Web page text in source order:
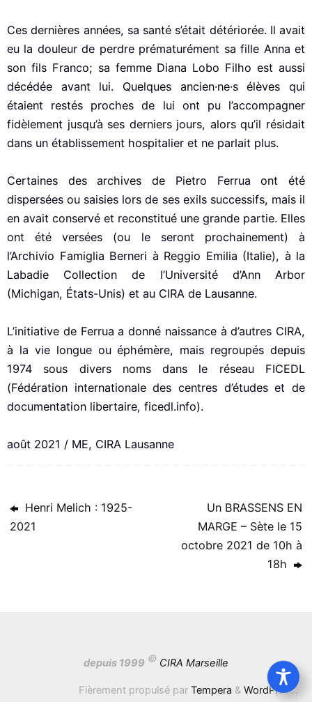
Ces dernières années, sa santé s’était détériorée. Il avait
eu la douleur de perdre prématurément sa fille Anna et
son fils Franco; sa femme Diana Lobo Filho est aussi
décédée avant lui. Quelques ancien·ne·s élèves qui
étaient restés proches de lui ont pu l’accompagner
fidèlement jusqu’à ses derniers jours, alors qu’il résidait
dans un établissement hospitalier et ne parlait plus.
Certaines des archives de Pietro Ferrua ont été
dispersées ou saisies lors de ses exils successifs, mais il
en avait conservé et reconstitué une grande partie. Elles
ont été versées (ou le seront prochainement) à
l’Archivio Famiglia Berneri à Reggio Emilia (Italie), à la
Labadie Collection de l’Université d’Ann Arbor
(Michigan, États-Unis) et au CIRA de Lausanne.
L’initiative de Ferrua a donné naissance à d’autres CIRA,
à la vie longue ou éphémère, mais regroupés depuis
1974 sous divers noms dans le réseau FICEDL
(Fédération internationale des centres d’études et de
documentation libertaire, ficedl.info).
août 2021 / ME, CIRA Lausanne
Henri Melich : 1925-
2021
Un BRASSENS EN
MARGE – Sète le 15
octobre 2021 de 10h à
18h
depuis 1999 © CIRA Marseille
Fièrement propulsé par Tempera & WordPress.